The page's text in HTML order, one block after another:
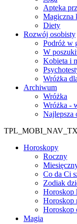
Apteka
Magiczna
Diety
Rozwój osobisty
Podróż w
W
Kobieta i
Wróżka
Archiwum
Wróżka
Wróżka -
Najlepsza
Horoskopy
Roczny
Co da Ci
Zodiak
Horoskop
Horoskop
Horoskop
Magia